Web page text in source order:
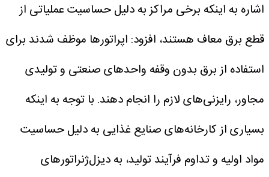
اشاره به اینکه برخی مراکز به دلیل حساسیت عملیاتی از
قطع برق معاف هستند، افزود: اپراتورها موظف شدند برای
استفاده از برق بدون وقفه واحدهای صنعتی و تولیدی
مجاور، رایزنی‌های لازم را انجام دهند. با توجه به اینکه
بسیاری از کارخانه‌های صنایع غذایی به دلیل حساسیت
مواد اولیه و تداوم فرآیند تولید، به دیزل‌ژنراتورهای